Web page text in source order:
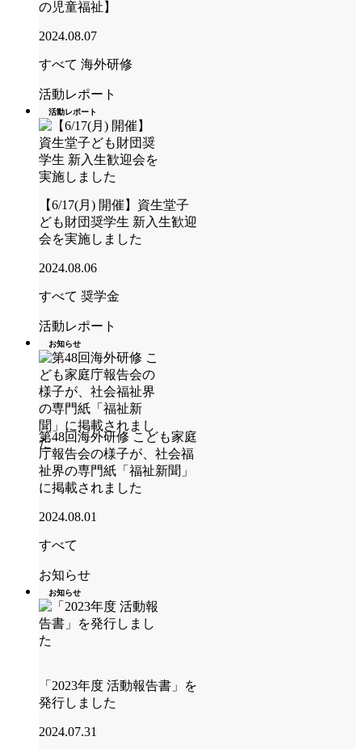
の児童福祉】
2024.08.07
すべて 海外研修
活動レポート
活動レポート
【6/17(月) 開催】資生堂子
ども財団奨学生 新入生歓迎
会を実施しました
2024.08.06
すべて 奨学金
活動レポート
お知らせ
第48回海外研修 こども家庭
庁報告会の様子が、社会福
祉界の専門紙「福祉新聞」
に掲載されました
2024.08.01
すべて
お知らせ
お知らせ
「2023年度 活動報告書」を
発行しました
2024.07.31